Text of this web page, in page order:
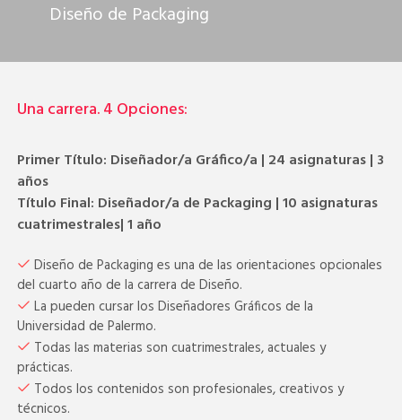
Diseño de Packaging
Una carrera. 4 Opciones:
Primer Título: Diseñador/a Gráfico/a | 24 asignaturas | 3
años
Título Final: Diseñador/a de Packaging | 10 asignaturas
cuatrimestrales| 1 año
Diseño de Packaging es una de las orientaciones opcionales
del cuarto año de la carrera de Diseño.
La pueden cursar los Diseñadores Gráficos de la
Universidad de Palermo.
Todas las materias son cuatrimestrales, actuales y
prácticas.
Todos los contenidos son profesionales, creativos y
técnicos.